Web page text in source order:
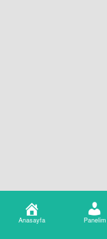
Anasayfa Panelim